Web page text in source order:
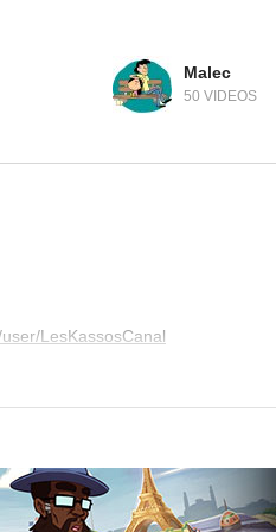
Malec
50 VIDEOS
LesKassosCanal
Même pas les
cas sociaux.